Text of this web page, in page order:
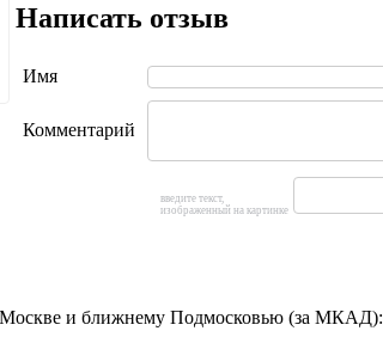
Написать отзыв
Имя
Комментарий
введите текст,
изображенный на картинке
Москве и ближнему Подмосковью (за МКАД):